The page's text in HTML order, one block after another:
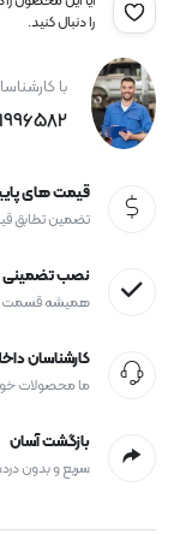
را دنبال کنید.
با
قیمت های
تضمین تطابق
نصب تضمینی
همیشه قسمت
کارشناسان
ما محصولات
بازگشت آسان
سریع و بدون